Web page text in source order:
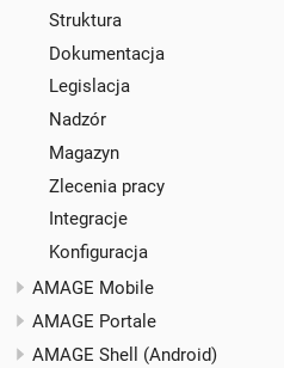
Struktura
Dokumentacja
Legislacja
Nadzór
Magazyn
Zlecenia pracy
Integracje
Konfiguracja
AMAGE Mobile
AMAGE Portale
AMAGE Shell (Android)